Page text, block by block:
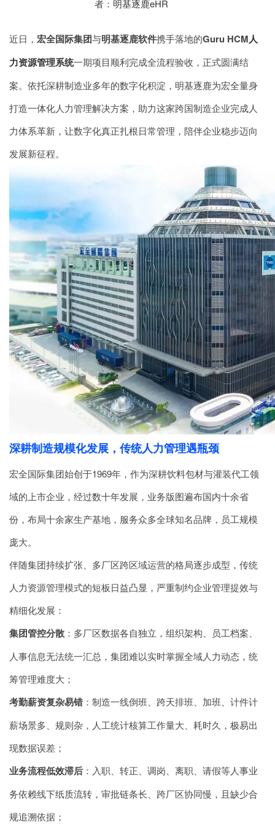
者： 明基逐鹿eHR
近日， 宏全国际集团与明基逐鹿软件携手落地的Guru HCM人
力资源管理系统一期项目顺利完成全流程验收，正式圆满结
案。依托深耕制造业多年的数字化积淀，明基逐鹿为宏全量身
打造一体化人力管理解决方案，助力这家跨国制造企业完成人
力体系革新，让数字化真正扎根日常管理，陪伴企业稳步迈向
发展新征程。
深耕制造规模化发展，传统人力管理遇瓶颈
宏全国际集团始创于1969年，作为深耕饮料包材与灌装代工领
域的上市企业，经过数十年发展，业务版图遍布国内十余省
份，布局十余家生产基地，服务众多全球知名品牌，员工规模
庞大。
伴随集团持续扩张、多厂区跨区域运营的格局逐步成型，传统
人力资源管理模式的短板日益凸显，严重制约企业管理提效与
精细化发展：
集团管控分散 ：多厂区数据各自独立，组织架构、员工档案、
人事信息无法统一汇总，集团难以实时掌握全域人力动态，统
筹管理难度大；
考勤薪资复杂易错：制造一线倒班、跨天排班、加班、计件计
薪场景多、规则杂，人工统计核算工作量大、耗时久，极易出
现数据误差；
业务流程低效滞后 ：入职、转正、调岗、离职、请假等人事业
务依赖线下纸质流转，审批链条长、跨厂区协同慢，且缺少合
规追溯依据；